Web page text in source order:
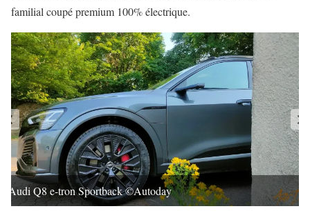
familial coupé premium 100% électrique.
Audi Q8 e-tron Sportback ©Autoday